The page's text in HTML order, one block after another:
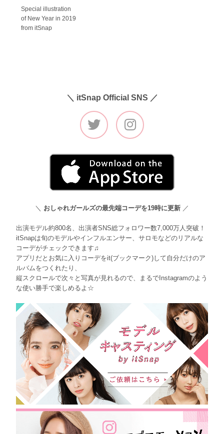
Special illustration
of New Year in 2019
from itSnap
＼ itSnap Official SNS ／
＼ おしゃれガールズの最先端コーデを19時に更新 ／
出演モデル約800名、出演者SNS総フォロワー数7,000万人突破！
itSnapは旬のモデルやインフルエンサー、サロモなどのリアルな
コーデがチェックできます♫
アプリだとお気に入りコーデをit(ブックマーク)して自分だけのア
ルバムをつくれたり、
縦スクロールで次々と写真が見れるので、まるでInstagramのよう
な使い勝手で楽しめるよ☆